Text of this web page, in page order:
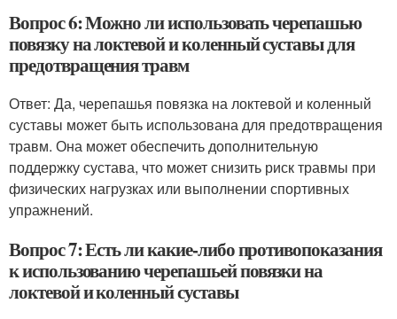
Вопрос 6: Можно ли использовать черепашью
повязку на локтевой и коленный суставы для
предотвращения травм
Ответ: Да, черепашья повязка на локтевой и коленный
суставы может быть использована для предотвращения
травм. Она может обеспечить дополнительную
поддержку сустава, что может снизить риск травмы при
физических нагрузках или выполнении спортивных
упражнений.
Вопрос 7: Есть ли какие-либо противопоказания
к использованию черепашьей повязки на
локтевой и коленный суставы